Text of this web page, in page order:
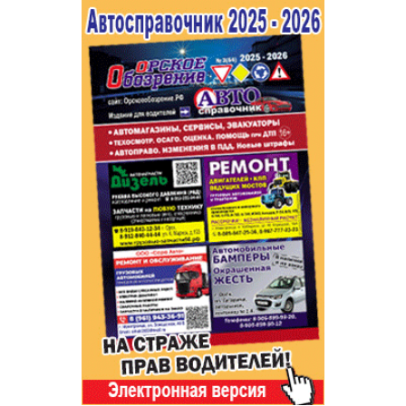
Строительство и ремонт
Авто и мото
Рестораны, кафе, бары
Развлечения и отдых
Спорт Фитнес
Недвижимость
Красота Косметология
Телекоммуникации и связь
Торговля
Бизнес и финансы
Юристы, Экспертиза, Страхование
Ремонт
Социальные организации
Это интересно
Администрация
Популярное →
Строительство и ремонт